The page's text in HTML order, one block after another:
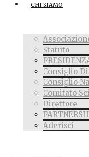
CHI SIAMO
Statuto
Consiglio
Consiglio
Comitato
Direttore
Aderisci